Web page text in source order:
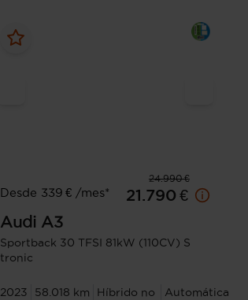
24.990 €
Desde 339 € /mes*
21.790 €
Audi A3
Sportback 30 TFSI 81kW (110CV) S
tronic
2023 58.018 km
Híbrido no
Automática